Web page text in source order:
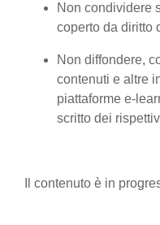
Non condividere
coperto da diritto
Non diffondere,
contenuti e altre
piattaforme e-
scritto dei
Il contenuto è in